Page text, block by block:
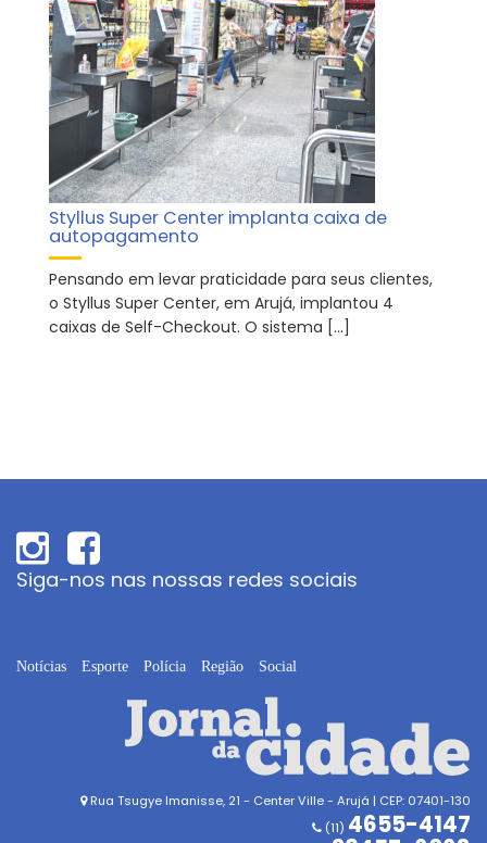
Styllus Super Center implanta caixa de
autopagamento
Pensando em levar praticidade para seus clientes,
o Styllus Super Center, em Arujá, implantou 4
caixas de Self-Checkout. O sistema […]
Siga-nos nas nossas redes sociais
Notícias Esporte Polícia Região Social
Rua Tsugye Imanisse, 21 - Center Ville - Arujá | CEP: 07401-130
(11) 4655-4147